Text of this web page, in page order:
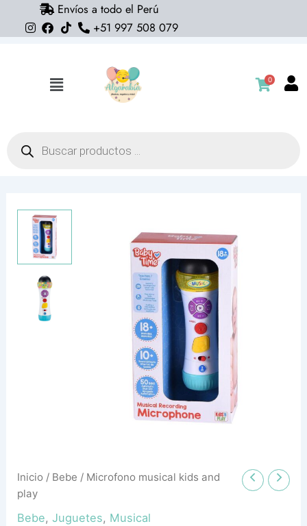
Envíos a todo el Perú
+51 997 508 079
Flyout
0
productos
Inicio / Bebe / Microfono musical kids and
play
Bebe,Juguetes, Musical
Microfono
musical
kids
and
cantidad